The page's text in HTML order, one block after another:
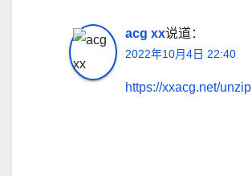
acg xx说道：
2022年10月4日 22:40
https://xxacg.net/unzip